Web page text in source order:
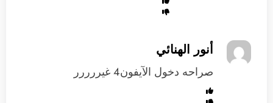
أنور الهنائي
صراحه دخول الآيفون4 غيررررر